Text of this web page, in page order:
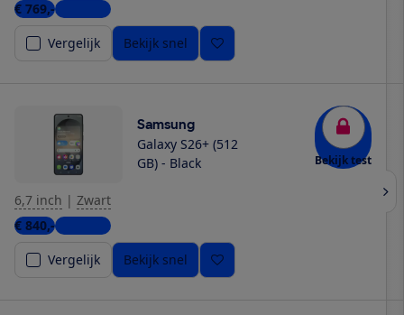
€ 769,-5 winkels
Vergelijk
Bekijk snel
Samsung
Galaxy S26+ (512
GB) - Black
Bekijk test
6,7 inch | Zwart
€ 840,-4 winkels
Vergelijk
Bekijk snel